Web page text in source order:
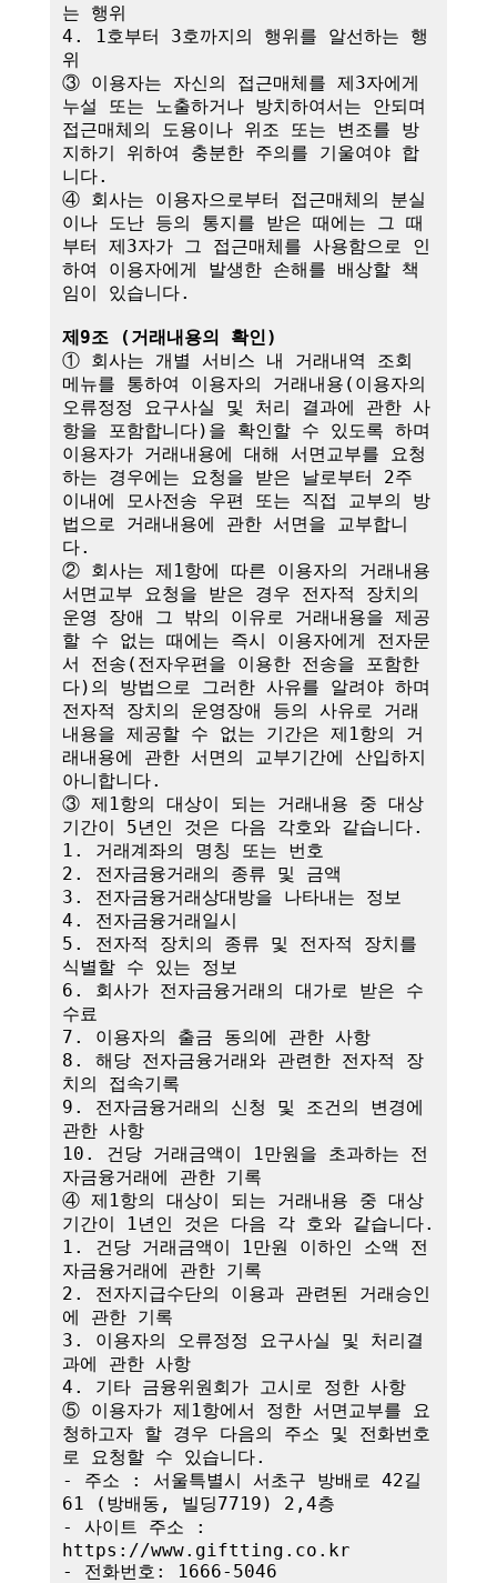
는 행위
4. 1호부터 3호까지의 행위를 알선하는 행
위
③ 이용자는 자신의 접근매체를 제3자에게
누설 또는 노출하거나 방치하여서는 안되며
접근매체의 도용이나 위조 또는 변조를 방
지하기 위하여 충분한 주의를 기울여야 합
니다.
④ 회사는 이용자으로부터 접근매체의 분실
이나 도난 등의 통지를 받은 때에는 그 때
부터 제3자가 그 접근매체를 사용함으로 인
하여 이용자에게 발생한 손해를 배상할 책
임이 있습니다.
제9조 (거래내용의 확인)
① 회사는 개별 서비스 내 거래내역 조회
메뉴를 통하여 이용자의 거래내용(이용자의
오류정정 요구사실 및 처리 결과에 관한 사
항을 포함합니다)을 확인할 수 있도록 하며
이용자가 거래내용에 대해 서면교부를 요청
하는 경우에는 요청을 받은 날로부터 2주
이내에 모사전송 우편 또는 직접 교부의 방
법으로 거래내용에 관한 서면을 교부합니
다.
② 회사는 제1항에 따른 이용자의 거래내용
서면교부 요청을 받은 경우 전자적 장치의
운영 장애 그 밖의 이유로 거래내용을 제공
할 수 없는 때에는 즉시 이용자에게 전자문
서 전송(전자우편을 이용한 전송을 포함한
다)의 방법으로 그러한 사유를 알려야 하며
전자적 장치의 운영장애 등의 사유로 거래
내용을 제공할 수 없는 기간은 제1항의 거
래내용에 관한 서면의 교부기간에 산입하지
아니합니다.
③ 제1항의 대상이 되는 거래내용 중 대상
기간이 5년인 것은 다음 각호와 같습니다.
1. 거래계좌의 명칭 또는 번호
2. 전자금융거래의 종류 및 금액
3. 전자금융거래상대방을 나타내는 정보
4. 전자금융거래일시
5. 전자적 장치의 종류 및 전자적 장치를
식별할 수 있는 정보
6. 회사가 전자금융거래의 대가로 받은 수
수료
7. 이용자의 출금 동의에 관한 사항
8. 해당 전자금융거래와 관련한 전자적 장
치의 접속기록
9. 전자금융거래의 신청 및 조건의 변경에
관한 사항
10. 건당 거래금액이 1만원을 초과하는 전
자금융거래에 관한 기록
④ 제1항의 대상이 되는 거래내용 중 대상
기간이 1년인 것은 다음 각 호와 같습니다.
1. 건당 거래금액이 1만원 이하인 소액 전
자금융거래에 관한 기록
2. 전자지급수단의 이용과 관련된 거래승인
에 관한 기록
3. 이용자의 오류정정 요구사실 및 처리결
과에 관한 사항
4. 기타 금융위원회가 고시로 정한 사항
⑤ 이용자가 제1항에서 정한 서면교부를 요
청하고자 할 경우 다음의 주소 및 전화번호
로 요청할 수 있습니다.
- 주소 : 서울특별시 서초구 방배로 42길
61 (방배동, 빌딩7719) 2,4층
- 사이트 주소 :
https://www.giftting.co.kr
- 전화번호: 1666-5046